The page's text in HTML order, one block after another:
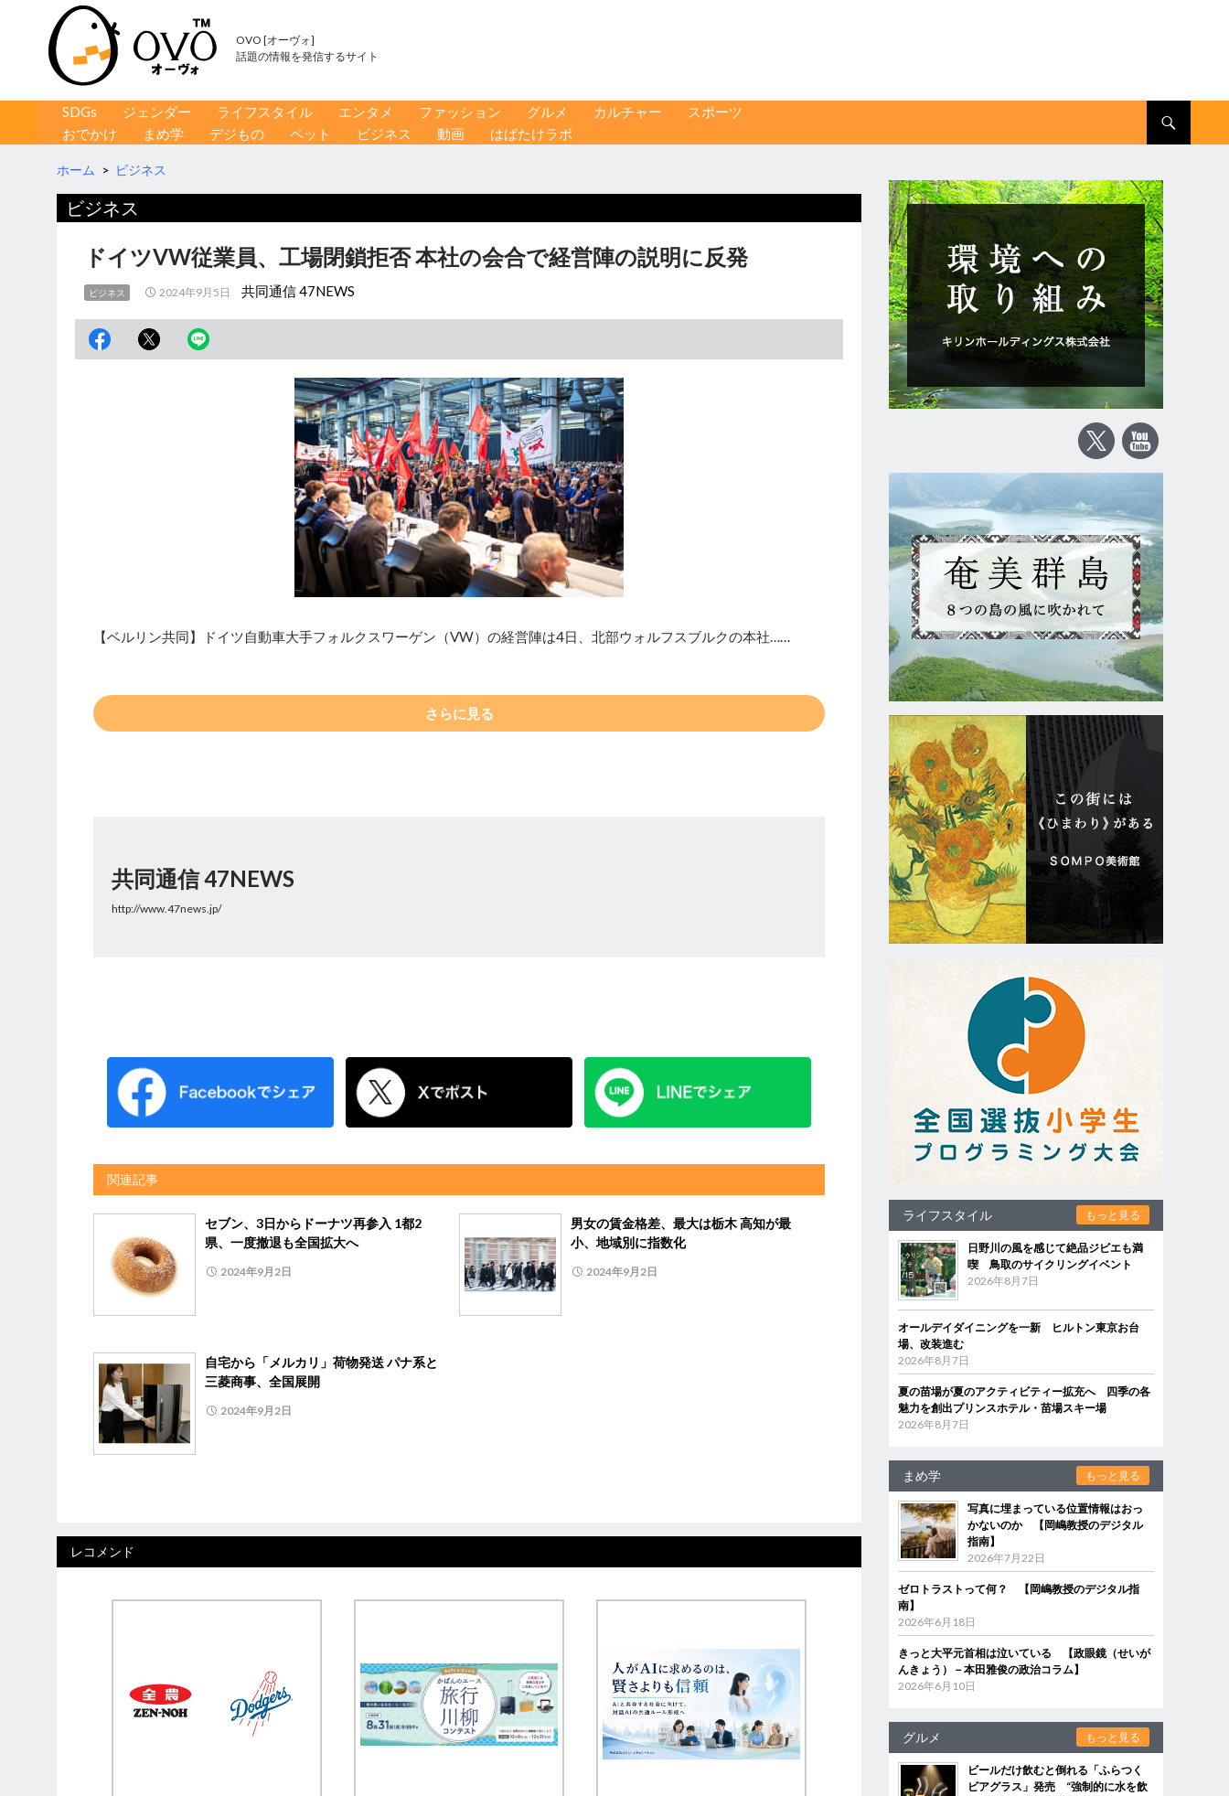
OVO [オーヴォ]
話題の情報を発信するサイト
コンテンツへ移動
SDGs ジェンダー ライフスタイル エンタメ ファッション グルメ カルチャー
スポーツ
おでかけ
まめ学 デジもの ペット ビジネス 動画 はばたけラボ
ホーム > ビジネス
ビジネス
ドイツVW従業員、工場閉鎖拒否 本社の会合で経営陣の説明に反発
ビジネス 2024年9月5日 共同通信 47NEWS
【ベルリン共同】ドイツ自動車大手フォルクスワーゲン（VW）の経営陣は4日、北部ウォルフスブルクの本社……
さらに見る
共同通信 47NEWS
http://www.47news.jp/
関連記事
セブン、3日からドーナツ再参入 1都2
県、一度撤退も全国拡大へ
2024年9月2日
男女の賃金格差、最大は栃木 高知が最
小、地域別に指数化
2024年9月2日
自宅から「メルカリ」荷物発送 パナ系と
三菱商事、全国展開
2024年9月2日
レコメンド
ライフスタイル もっと見る
日野川の風を感じて絶品ジビエも満
喫 鳥取のサイクリングイベント
2026年8月7日
オールデイダイニングを一新 ヒルトン東京お台
場、改装進む
2026年8月7日
夏の苗場が夏のアクティビティー拡充へ 四季の各
魅力を創出プリンスホテル・苗場スキー場
2026年8月7日
まめ学 もっと見る
写真に埋まっている位置情報はおっ
かないのか 【岡嶋教授のデジタル
指南】
2026年7月22日
ゼロトラストって何？ 【岡嶋教授のデジタル指
南】
2026年6月18日
きっと大平元首相は泣いている 【政眼鏡（せいが
んきょう）－本田雅俊の政治コラム】
2026年6月10日
グルメ もっと見る
ビールだけ飲むと倒れる「ふらつく
ビアグラス」発売 “強制的に水を飲